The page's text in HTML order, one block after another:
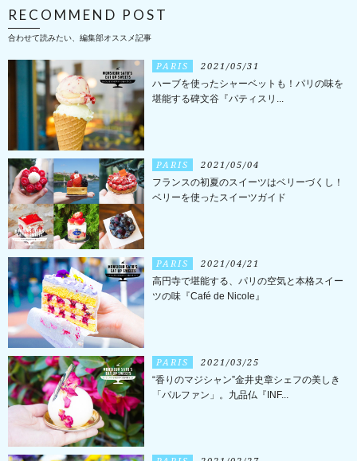
RECOMMEND POST
合わせて読みたい、編集部オススメ記事
PARIS 2021/05/31
ハーブを使ったシャーベットも！パリの味を
堪能する碑文谷『パティスリ...
PARIS 2021/05/04
フランスの初夏のスイーツはベリーづくし！
ベリーを使ったスイーツガイド
PARIS 2021/04/21
高円寺で堪能する、パリの空気と本格スイー
ツの味『Café de Nicole』
PARIS 2021/03/25
“香りのマジシャン”金井史章シェフの美しき
「パルファン」。九品仏『INF...